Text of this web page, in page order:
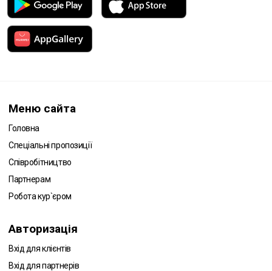
Меню сайта
Головна
Спеціальні пропозиції
Співробітництво
Партнерам
Робота кур`єром
Авторизація
Вхід для клієнтів
Вхід для партнерів